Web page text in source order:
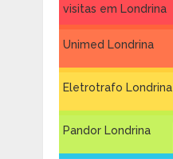
visitas em Londrina
Unimed Londrina
Eletrotrafo Londrina
Pandor Londrina